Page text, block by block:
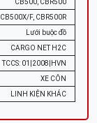
CB500, CBR500
CB500X/F, CBR500R
Lưới buộc đồ
CARGO NET H2C
TCCS: 01|2008|HVN
XE CÔN
LINH KIỆN KHÁC